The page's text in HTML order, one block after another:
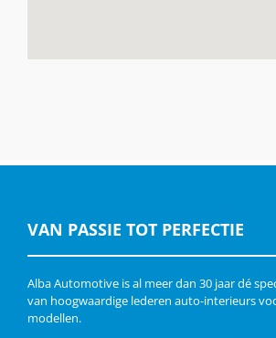
VAN PASSIE TOT PERFECTIE
Alba Automotive is al meer dan 30 jaar dé
van hoogwaardige lederen auto-interieurs
modellen.